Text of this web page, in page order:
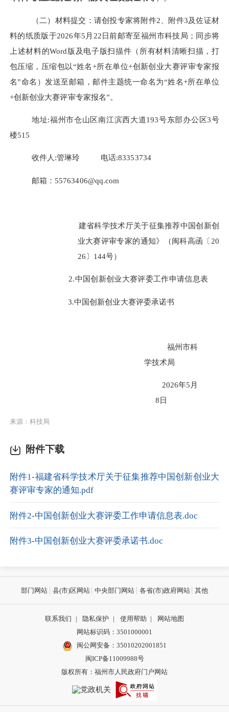
（二）材料提交：请创投专家将附件2 、附件3及佐证材
料的纸质版于2026年5月22日前邮寄至福州市科技局；同步将
上述材料的Word版及电子版扫描件（所有材料清晰扫描，打
包压缩，压缩包以“姓名+所在单位+创新创业大赛评审专家报
名”命名）发送至邮箱，邮件主题统一命名为“姓名+所在单位
+创新创业大赛评审专家报名”。
地址:福州市仓山区南江滨西大道193号东部办公区3号
楼515
收件人:管琳玲 电话:83353734
邮箱 ： 55763406@qq.com
《福建省科学技术厅关于征集推荐中国创新创
业大赛评审专家的通知》（闽科高函〔20
26〕144号）
2.中国创新创业大赛评委工作申请信息表
3.中国创新创业大赛评委承诺书
福州市科
学技术局
2026年5月
8日
来源：科技局
附件下载
附件1-福建省科学技术厅关于征集推荐中国创新创业大
赛评审专家的通知.pdf
附件2-中国创新创业大赛评委工作申请信息表.doc
附件3-中国创新创业大赛评委承诺书.doc
部门网站 县(市)区网站 中央部门网站 各省(市)政府网站 其他
联系我们 | 隐私保护 | 使用帮助 |
网站地图
网站标识码：3501000001
闽公网安备： 35010202001851
闽ICP备11009988号
版权所有：福州市人民政府门户网站